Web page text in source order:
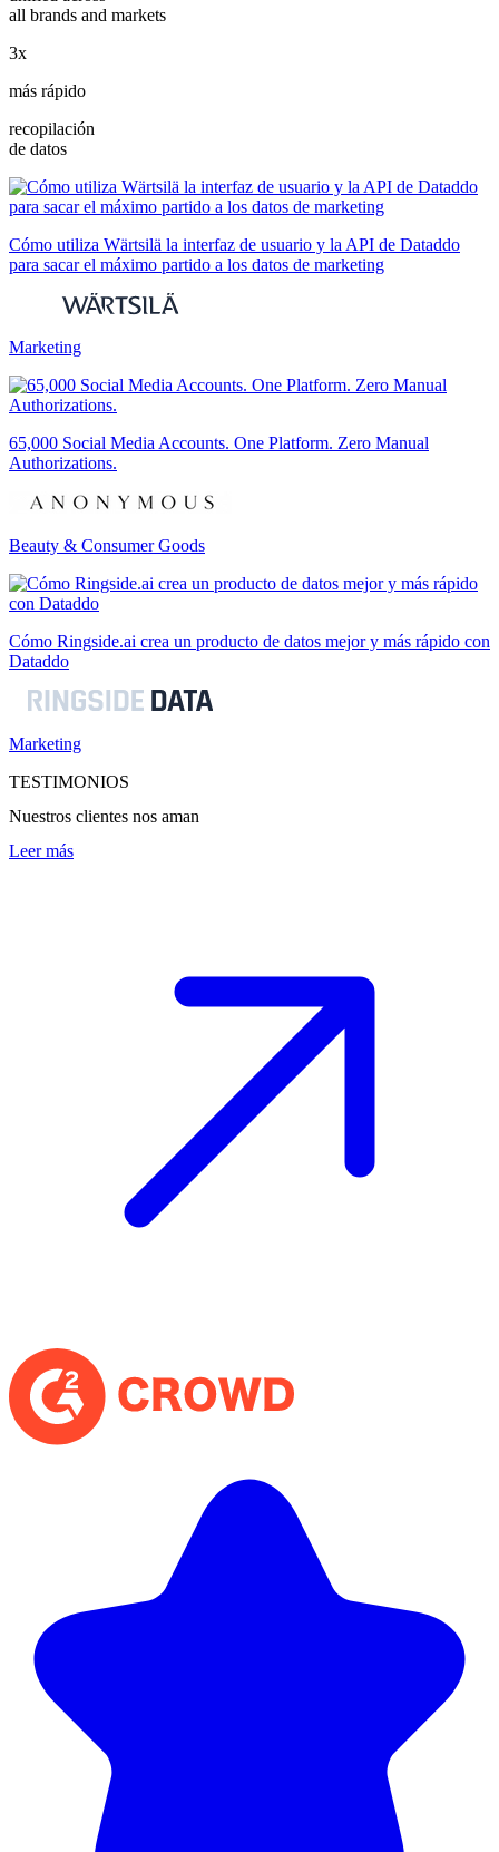
all brands and markets
3x
más rápido
recopilación
de datos
Cómo utiliza Wärtsilä la interfaz de usuario y la API de Dataddo
para sacar el máximo partido a los datos de marketing
Marketing
65,000 Social Media Accounts. One Platform. Zero Manual
Authorizations.
Beauty & Consumer Goods
Cómo Ringside.ai crea un producto de datos mejor y más rápido con
Dataddo
Marketing
TESTIMONIOS
Nuestros clientes nos aman
Leer más